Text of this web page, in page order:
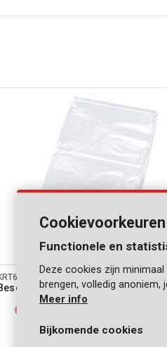
0,1mm 2x6m
Cookievoorkeuren
Functionele en
Deze cookies zijn
brengen, volledig
Meer info
Bijkomende cookies